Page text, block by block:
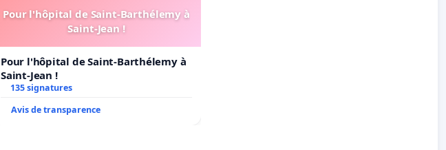
Pour l'hôpital de Saint-Barthélemy à
Saint-Jean !
Pour l'hôpital de Saint-Barthélemy à
Saint-Jean !
135 signatures
Avis de transparence